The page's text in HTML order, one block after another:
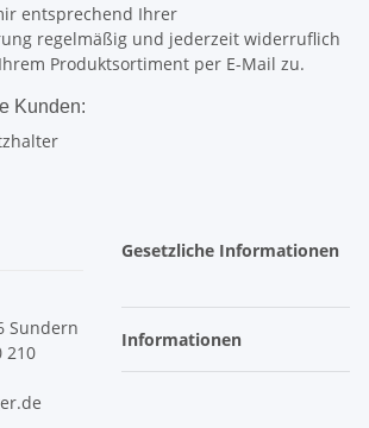
entsprechend Ihrer
regelmäßig und jederzeit widerruflich
Produktsortiment per E-Mail zu.
Kunden:
Sundern
210
Gesetzliche Informationen
Informationen